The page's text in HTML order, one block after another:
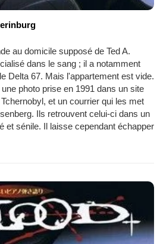
au domicile supposé de Ted A.
dans le sang ; il a notamment
Delta 67. Mais l'appartement est vide.
photo prise en 1991 dans un site
et un courrier qui les met
Ils retrouvent celui-ci dans un
et sénile. Il laisse cependant échapper